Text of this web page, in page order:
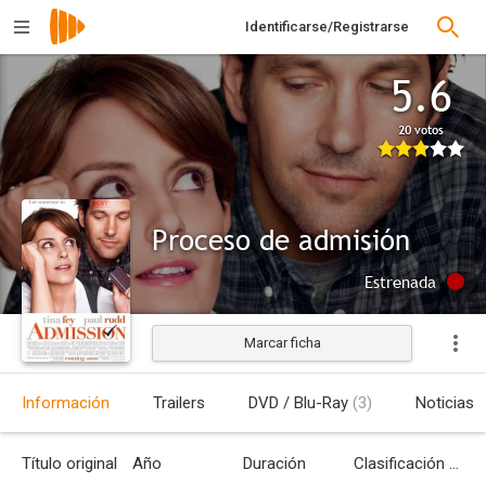
Identificarse/Registrarse
5.6
20 votos
Proceso de admisión
Estrenada
Marcar ficha
Información Trailers DVD / Blu-Ray (3) Noticias
Título original Año Duración Clasificación por edades